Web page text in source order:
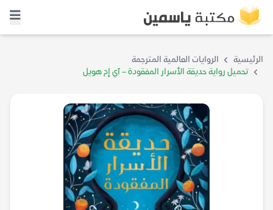
الرئيسية
الروايات العالمية المترجمة
تحميل رواية حديقة الأسرار المفقودة – آي إم هويل